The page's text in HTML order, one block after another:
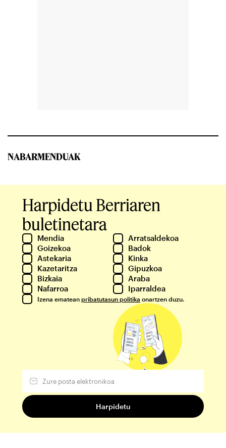
NABARMENDUAK
Harpidetu Berriaren
buletinetara
Mendia
Arratsaldekoa
Goizekoa
Badok
Astekaria
Kinka
Kazetaritza
Gipuzkoa
Bizkaia
Araba
Nafarroa
Iparraldea
Izena ematean pribatutasun politika onartzen duzu.